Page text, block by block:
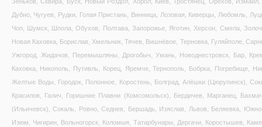
Дубно, Чугуев, Рудки, Голая Пристань, Винница, Лозовая, Киверцы, Любомль,
Чоп, Шумск, Шпола, Обухов, Полтава, Запорожье, Яготин, Херсон, Смела,
Новая Каховка, Борислав, Хмельник, Тячев, Вишнёвое, Терновка, Гуляйполе,
Ужгород, Жидачов, Перемышляны, Дрогобыч, Умань, Новоднестровск, Бар,
Каховка, Никополь, Путивль, Корец, Яремче, Тернополь, Бобрка, Погребище,
Желтые Воды, Городок, Полонное, Коростень, Болград, Алёшки (Цюрупинск),
Красилов, Галич, Горишние Плавни (Комсомольск), Бердичев, Марганец,
(Ильичевск), Сокаль, Ровно, Седнев, Бершадь, Изяслав, Львов, Беляевка,
Изюм, Чигирин, Вольногорск, Коломыя, Татарбунары, Дергачи, Коростышев,